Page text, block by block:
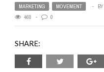
MARKETING , MOVEMENT BY
460
0
SHARE: